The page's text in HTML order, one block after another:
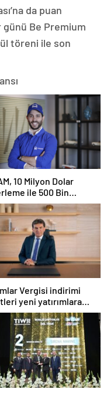
da puan
günü Be Premium
töreni ile son
10 Milyon Dolar
ile 500 Bin
Yatırım Aldı
Vergisi indirimi
yeni yatırımlara